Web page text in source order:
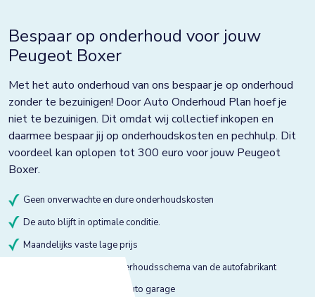
Bespaar op onderhoud voor jouw
Peugeot Boxer
Met het auto onderhoud van ons bespaar je op onderhoud
zonder te bezuinigen! Door Auto Onderhoud Plan hoef je
niet te bezuinigen. Dit omdat wij collectief inkopen en
daarmee bespaar jij op onderhoudskosten en pechhulp. Dit
voordeel kan oplopen tot 300 euro voor jouw Peugeot
Boxer.
Geen onverwachte en dure onderhoudskosten
De auto blijft in optimale conditie.
Maandelijks vaste lage prijs
Onderhoud volgens onderhoudsschema van de autofabrikant
Onderhoud bij gekeurde auto garage